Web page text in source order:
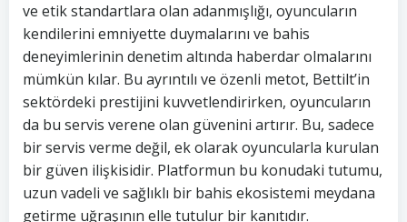
ve etik standartlara olan adanmışlığı, oyuncuların
kendilerini emniyette duymalarını ve bahis
deneyimlerinin denetim altında haberdar olmalarını
mümkün kılar. Bu ayrıntılı ve özenli metot, Bettilt’in
sektördeki prestijini kuvvetlendirirken, oyuncuların
da bu servis verene olan güvenini artırır. Bu, sadece
bir servis verme değil, ek olarak oyuncularla kurulan
bir güven ilişkisidir. Platformun bu konudaki tutumu,
uzun vadeli ve sağlıklı bir bahis ekosistemi meydana
getirme uğraşının elle tutulur bir kanıtıdır.